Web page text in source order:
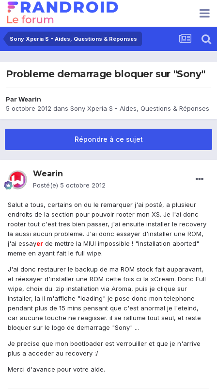
Sony Xperia S - Aides, Questions & Réponses
Probleme demarrage bloquer sur "Sony"
ParWearin
5 octobre 2012 dans Sony Xperia S - Aides, Questions & Réponses
Répondre à ce sujet
Wearin
Posté(e) 5 octobre 2012
Salut a tous, certains on du le remarquer j'ai posté, a plusieur
endroits de la section pour pouvoir rooter mon XS. Je l'ai donc
rooter tout c'est tres bien passer, j'ai ensuite installer le recovery
la aussi aucun probleme. J'ai donc essayer d'installer une ROM,
j'ai essayer de mettre la MIUI impossible ! "installation aborted"
meme en ayant fait le full wipe.
J'ai donc restaurer le backup de ma ROM stock fait auparavant,
et réesayer d'installer une ROM cette fois ci la xCream. Donc Full
wipe, choix du .zip installation via Aroma, puis je clique sur
installer, la il m'affiche "loading" je pose donc mon telephone
pendant plus de 15 mins pensant que c'est anormal je l'eteind,
car aucune touche ne reagisser. il se rallume tout seul, et reste
bloquer sur le logo de demarrage "Sony" ...
Je precise que mon bootloader est verrouiller et que je n'arrive
plus a acceder au recovery :/
Merci d'avance pour votre aide.